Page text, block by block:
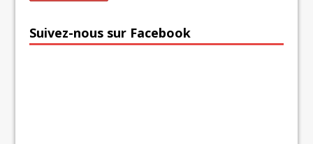
Suivez-nous sur Facebook